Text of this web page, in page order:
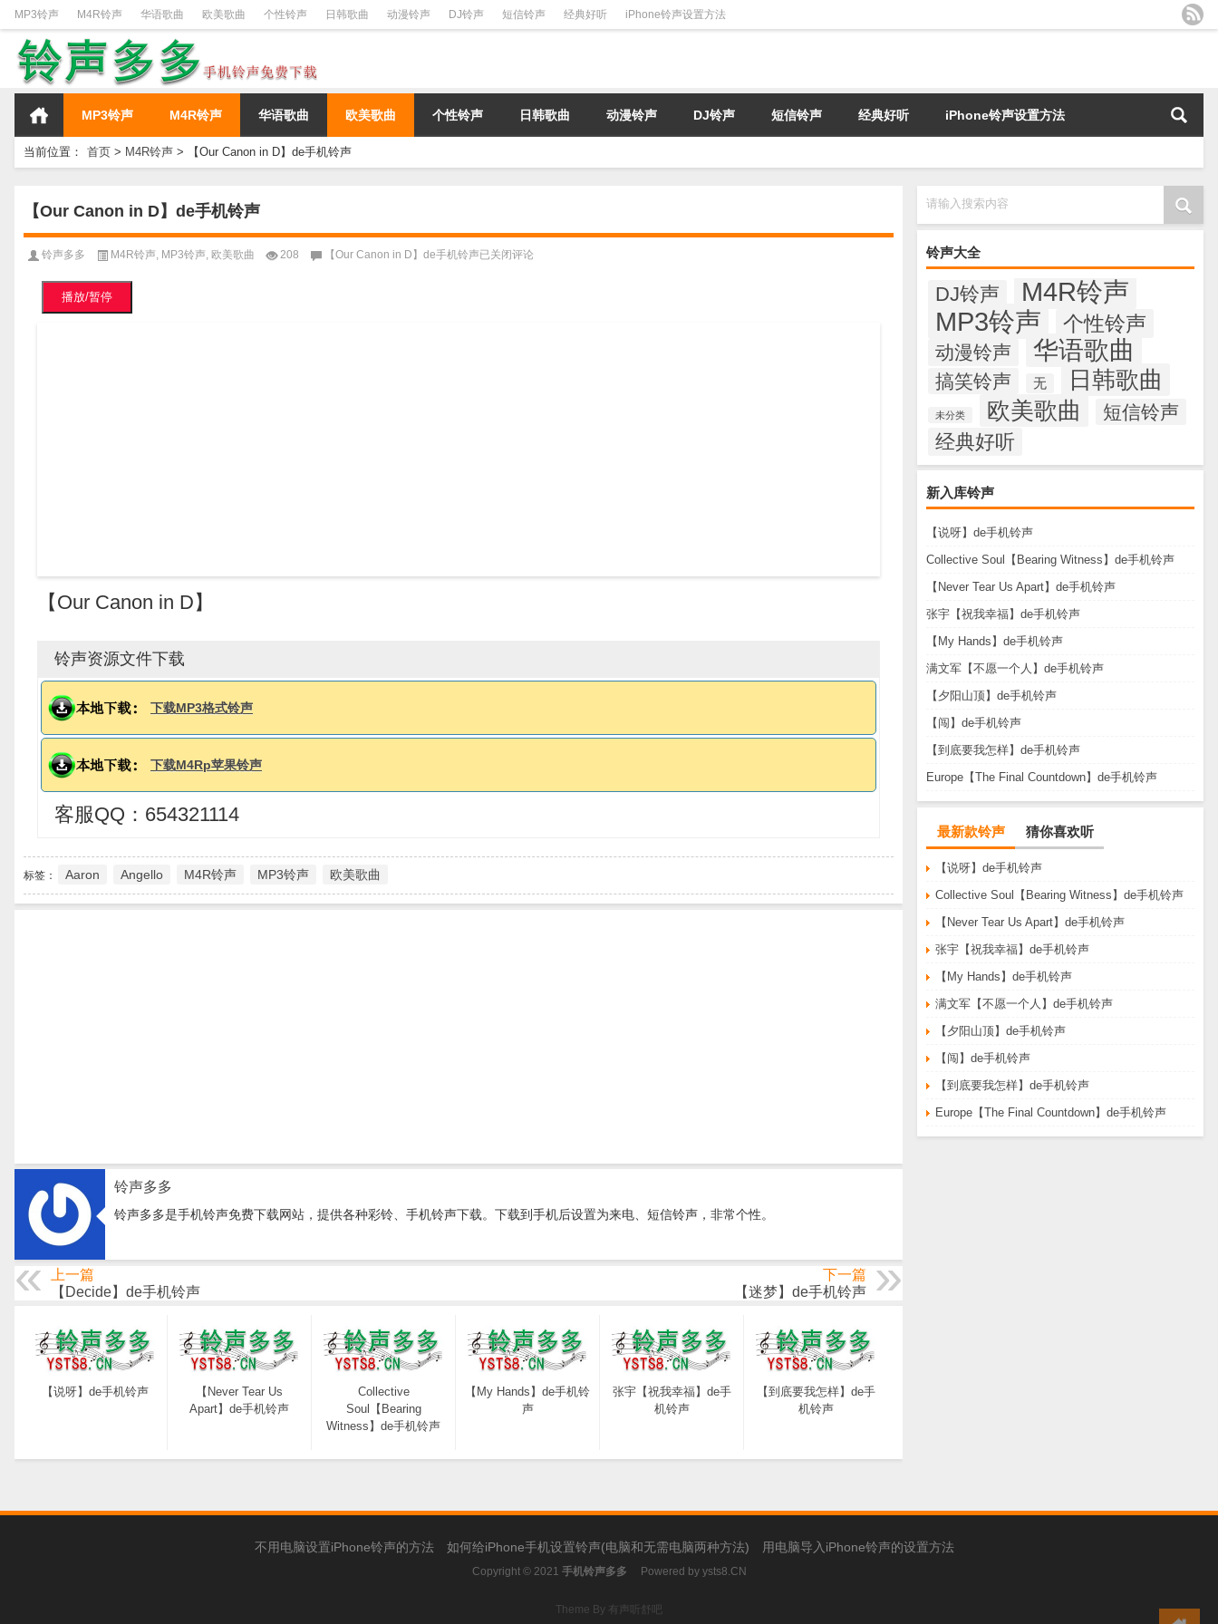
MP3铃声 M4R铃声 华语歌曲 欧美歌曲 个性铃声 日韩歌曲 动漫铃声 DJ铃声 短信铃声 经典好听 iPhone铃声设置方法
MP3铃声 M4R铃声 华语歌曲 欧美歌曲 个性铃声 日韩歌曲 动漫铃声 DJ铃声 短信铃声 经典好听 iPhone铃声设置方法
当前位置： 首页 > M4R铃声 > 【Our Canon in D】de手机铃声
请输入搜索内容
铃声大全
DJ铃声
M4R铃声
MP3铃声
个性铃声
动漫铃声 华语歌曲
搞笑铃声 无 日韩歌曲
未分类 欧美歌曲 短信铃声
经典好听
新入库铃声
【说呀】de手机铃声
Collective Soul【Bearing Witness】de手机铃声
【Never Tear Us Apart】de手机铃声
张宇【祝我幸福】de手机铃声
【My Hands】de手机铃声
满文军【不愿一个人】de手机铃声
【夕阳山顶】de手机铃声
【闯】de手机铃声
【到底要我怎样】de手机铃声
Europe【The Final Countdown】de手机铃声
最新款铃声 猜你喜欢听
【说呀】de手机铃声
Collective Soul【Bearing Witness】de手机铃声
【Never Tear Us Apart】de手机铃声
张宇【祝我幸福】de手机铃声
【My Hands】de手机铃声
满文军【不愿一个人】de手机铃声
【夕阳山顶】de手机铃声
【闯】de手机铃声
【到底要我怎样】de手机铃声
Europe【The Final Countdown】de手机铃声
【Our Canon in D】de手机铃声
铃声多多 M4R铃声, MP3铃声, 欧美歌曲 208 【Our Canon in D】de手机铃声已关闭评论
播放/暂停
【Our Canon in D】
铃声资源文件下载
下载MP3格式铃声
下载M4Rp苹果铃声
客服QQ：654321114
标签： Aaron Angello M4R铃声 MP3铃声 欧美歌曲
铃声多多
铃声多多是手机铃声免费下载网站，提供各种彩铃、手机铃声下载。下载到手机后设置为来电、短信铃声，非常个性。
上一篇
【Decide】de手机铃声
下一篇
【迷梦】de手机铃声
【说呀】de手机铃声
【Never Tear Us
Apart】de手机铃声
Collective
Soul【Bearing
Witness】de手机铃声
【My Hands】de手机铃
声
张宇【祝我幸福】de手
机铃声
【到底要我怎样】de手
机铃声
不用电脑设置iPhone铃声的方法 如何给iPhone手机设置铃声(电脑和无需电脑两种方法) 用电脑导入iPhone铃声的设置方法
Copyright © 2021 手机铃声多多 Powered by ysts8.CN
Theme By 有声听舒吧